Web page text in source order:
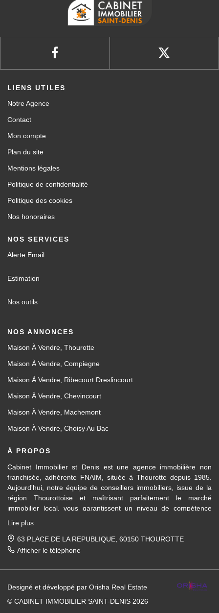
LIENS UTILES
Notre Agence
Contact
Mon compte
Plan du site
Mentions légales
Politique de confidentialité
Politique des cookies
Nos honoraires
NOS SERVICES
Alerte Email
Estimation
Nos outils
NOS ANNONCES
Maison À Vendre, Thourotte
Maison À Vendre, Compiegne
Maison À Vendre, Ribecourt Dreslincourt
Maison À Vendre, Chevincourt
Maison À Vendre, Machemont
Maison À Vendre, Choisy Au Bac
À PROPOS
Cabinet Immobilier st Denis est une agence immobilière non
franchisée, adhérente FNAIM, située à Thourotte depuis 1985.
Aujourd'hui, notre équipe de conseillers immobiliers, issue de la
région Thourottoise et maîtrisant parfaitement le marché
immobilier local, vous garantissent un niveau de compétence
immobilière ainsi qu'en location et gestion.
Des formations régulières dispensées en interne et par la FNAIM,
Pour la vente de votre maison, appartement, terrain, immeuble
entre Ressons-sur-Matz et Attichy et sur tous les villages et
communes entre Compiègne et Noyon, nous mettons notre
Lire plus
63 PLACE DE LA REPUBLIQUE, 60150 THOUROTTE
Afficher le téléphone
Designé et développé par Orisha Real Estate
© CABINET IMMOBILIER SAINT-DENIS 2026